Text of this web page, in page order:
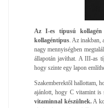
Az I-es típusú kollagén
kollagéntípus . Az
nagy mennyiségben
állapotán javíthat. A III-as
hogy szinte egy lapon
Szakemberektől hallottam,
ajánlott, hogy C vitamint
vitaminnal készülnek.A